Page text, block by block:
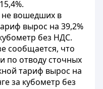
не вошедших в
вырос на 39,2%
без НДС.
сообщается, что
по отводу сточных
тариф вырос на
за кубометр без